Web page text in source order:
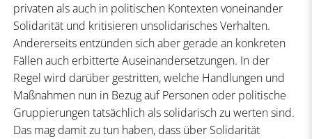
privaten als auch in politischen Kontexten voneinander
Solidarität und kritisieren unsolidarisches Verhalten.
Andererseits entzünden sich aber gerade an konkreten
Fällen auch erbitterte Auseinandersetzungen. In der
Regel wird darüber gestritten, welche Handlungen und
Maßnahmen nun in Bezug auf Personen oder politische
Gruppierungen tatsächlich als solidarisch zu werten sind.
Das mag damit zu tun haben, dass über Solidarität